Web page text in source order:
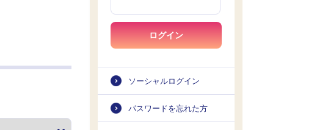
ログイン
ソーシャルログイン
パスワードを忘れた方